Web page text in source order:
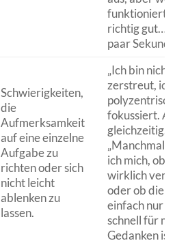
funktioniert,
richtig gut…
paar
Schwierigkeiten,
die
Aufmerksamkeit
auf eine einzelne
Aufgabe zu
richten oder sich
nicht leicht
ablenken zu
lassen.
„Ich bin nicht
zerstreut, ich
polyzentrisch
fokussiert.
gleichzeitig.“
„Manchmal
ich mich, ob
wirklich
oder ob die
einfach nur
schnell für
Gedanken